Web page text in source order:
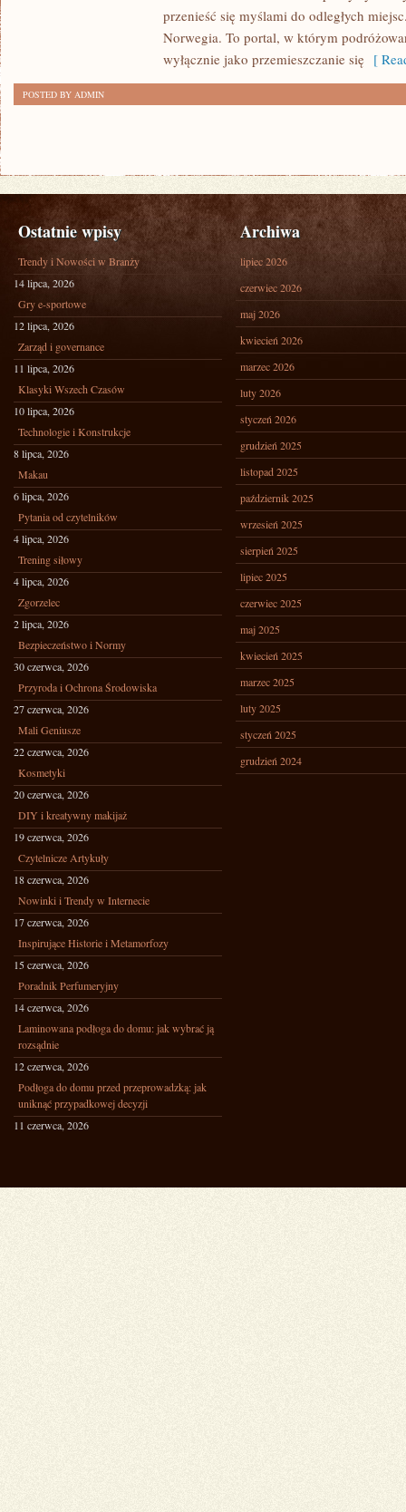
przenieść się myślami do odległych
Norwegia. To portal, w którym
wyłącznie jako przemieszczanie się [
POSTED BY ADMIN
Ostatnie wpisy
Trendy i Nowości w Branży
14 lipca, 2026
Gry e-sportowe
12 lipca, 2026
Zarząd i governance
11 lipca, 2026
Klasyki Wszech Czasów
10 lipca, 2026
Technologie i Konstrukcje
8 lipca, 2026
Makau
6 lipca, 2026
Pytania od czytelników
4 lipca, 2026
Trening siłowy
4 lipca, 2026
Zgorzelec
2 lipca, 2026
Bezpieczeństwo i Normy
30 czerwca, 2026
Przyroda i Ochrona Środowiska
27 czerwca, 2026
Mali Geniusze
22 czerwca, 2026
Kosmetyki
20 czerwca, 2026
DIY i kreatywny makijaż
19 czerwca, 2026
Czytelnicze Artykuły
18 czerwca, 2026
Nowinki i Trendy w Internecie
17 czerwca, 2026
Inspirujące Historie i Metamorfozy
15 czerwca, 2026
Poradnik Perfumeryjny
14 czerwca, 2026
Laminowana podłoga do domu: jak wybrać ją
rozsądnie
12 czerwca, 2026
Podłoga do domu przed przeprowadzką: jak
uniknąć przypadkowej decyzji
11 czerwca, 2026
Archiwa
lipiec 2026
czerwiec 2026
maj 2026
kwiecień 2026
marzec 2026
luty 2026
styczeń 2026
grudzień 2025
listopad 2025
październik 2025
wrzesień 2025
sierpień 2025
lipiec 2025
czerwiec 2025
maj 2025
kwiecień 2025
marzec 2025
luty 2025
styczeń 2025
grudzień 2024